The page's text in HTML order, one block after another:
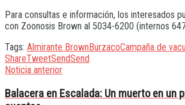
Para consultas e información, los interesados
con Zoonosis Brown al 5034-6200 (internos
Tags: Almirante BrownBurzacoCampaña de
ShareTweetSendSend
Noticia anterior
Balacera en Escalada: Un muerto en un